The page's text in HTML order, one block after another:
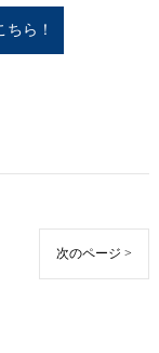
ら！
次のページ >